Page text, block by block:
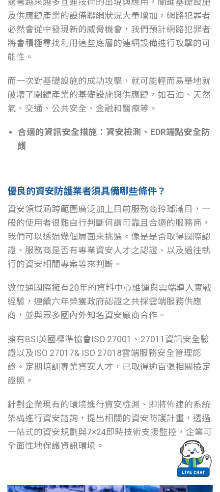
及供應鏈產業的設備聯網狀況大量增加，網路犯罪者
必然會從中發現新的威脅機會，我們預計網路犯罪者
將會積極尋找利用這些底層的連網設備進行攻擊的可
能性。
而一次對基礎設施的成功攻擊，就可能輕而易舉地就
破壞了關鍵產業的基礎設施與供應鏈，如石油、天然
氣、交通、公共安全、金融和醫療等。
合適的資訊安全措施：資安檢測、EDR端點安全防
護
優良的資安防護業者須具備哪些條件？
資安領域涵跨範圍廣泛加上目前服務商玲瑯滿目，一
般的使用者很難自行判斷何謂可靠且合適的服務商，
我們可以透過幾個層面來挑選。像是是否取得國際認
證、服務商是否有專業資安人才之認證、以及過往執
行的資安相關專案等來判斷。
數位通國際擁有20年的資料中心維運與雲端導入實戰
經驗，連續六年榮獲政府認證之共採雲端服務供應
商，並與眾多國內外知名資安廠商合作。
擁有BSI英國標準協會ISO 27001、27011資訊安全驗
證以及ISO 27017& ISO 27018雲端服務安全管理認
證。定期培訓專業資安人才，已取得逾百張相關檢定
證照。
針對企業現有的環境進行資安檢測、即將佈建的系統
架構進行資安諮詢，提出相關的資安防護計畫，透過
一站式的資安規劃與7×24即時技術支援監控，企業可
全面性地保護資訊環境。